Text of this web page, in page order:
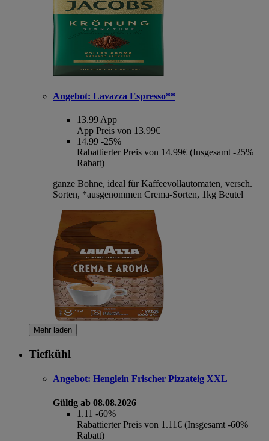
Angebot: Lavazza Espresso**
13.99 App
App Preis von 13.99€
14.99 -25%
Rabattierter Preis von 14.99€ (Insgesamt -25%
Rabatt)
ganze Bohne, ideal für Kaffeevollautomaten, versch.
Sorten, *ausgenommen Crema-Sorten, 1kg Beutel
Mehr laden
Tiefkühl
Angebot: Henglein Frischer Pizzateig XXL
Gültig ab 08.08.2026
1.11 -60%
Rabattierter Preis von 1.11€ (Insgesamt -60%
Rabatt)